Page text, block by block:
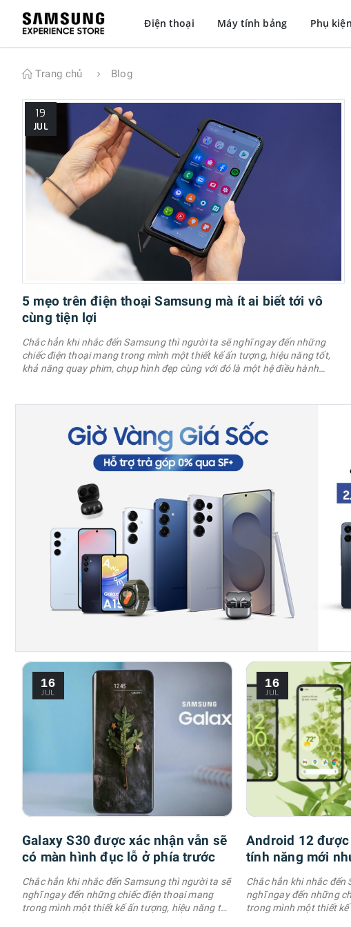
Điện thoại Máy tính bảng Phụ kiện
Trang chủ Blog
19
JUL
5 mẹo trên điện thoại Samsung mà ít ai biết tới vô
cùng tiện lợi
Chắc hẳn khi nhắc đến Samsung thì người ta sẽ nghĩ ngay đến những
chiếc điện thoại mang trong mình một thiết kế ấn tượng, hiệu năng tốt,
khả năng quay phim, chụp hình đẹp cùng với đó là một hệ điều hành
ích. 1. Bật …
16
JUL
Galaxy S30 được xác nhận vẫn sẽ
có màn hình đục lỗ ở phía trước
Chắc hẳn khi nhắc đến Samsung thì người ta sẽ
nghĩ ngay đến những chiếc điện thoại mang
trong mình một thiết kế ấn tượng, hiệu năng tốt,
16
JUL
Android 12
tính năng mới
Chắc hẳn khi nhắc đến
nghĩ ngay đến những
trong mình một thiết kế